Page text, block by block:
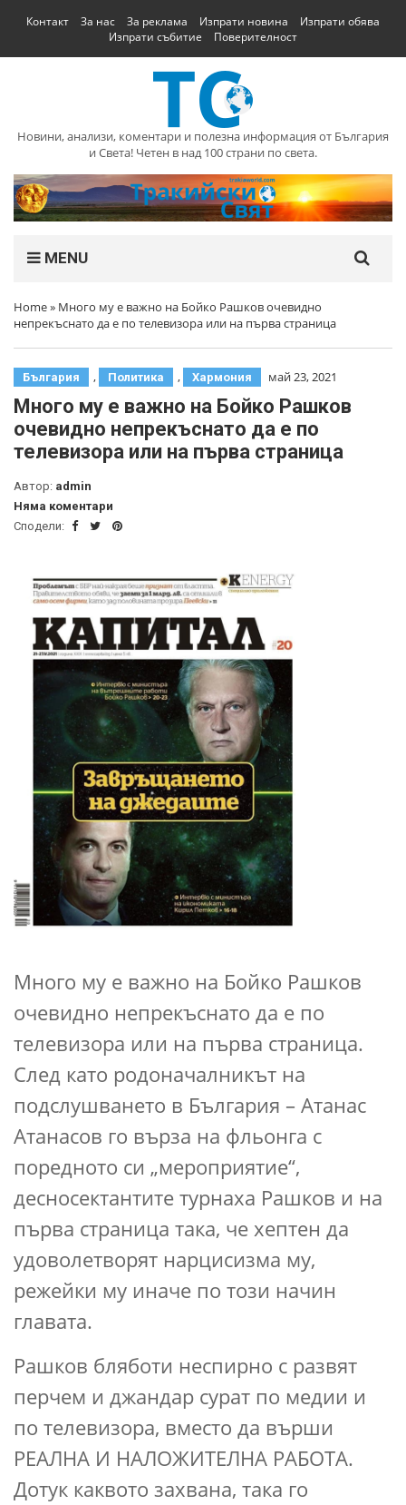
Контакт За нас За реклама Изпрати новина
Изпрати обява
Изпрати събитие
Поверителност
Новини, анализи, коментари и полезна информация от България
и Света! Четен в над 100 страни по света.
MENU
Home» Много му е важно на Бойко Рашков очевидно
непрекъснато да е по телевизора или на първа страница
България , Политика , Хармония май 23, 2021
Много му е важно на Бойко Рашков
очевидно непрекъснато да е по
телевизора или на първа страница
Автор: admin
Няма коментари
Сподели:
Много му е важно на Бойко Рашков
очевидно непрекъснато да е по
телевизора или на първа страница.
След като родоначалникът на
подслушването в България – Атанас
Атанасов го върза на фльонга с
поредното си „мероприятие“,
десносектантите турнаха Рашков и на
първа страница така, че хептен да
удоволетворят нарцисизма му,
режейки му иначе по този начин
главата.
Рашков бляботи неспирно с развят
перчем и джандар сурат по медии и
по телевизора, вместо да върши
РЕАЛНА И НАЛОЖИТЕЛНА РАБОТА.
Дотук каквото захвана, така го